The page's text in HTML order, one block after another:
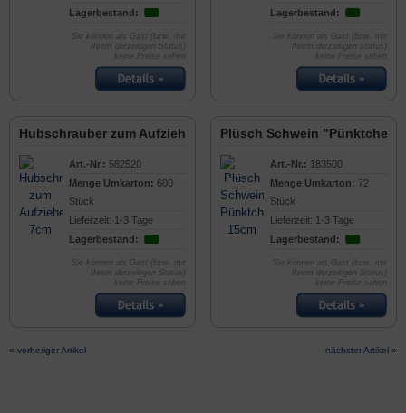
Lagerbestand:
Sie können als Gast (bzw. mit
Ihrem derzeitigen Status)
keine Preise sehen
Lagerbestand:
Sie können als Gast (bzw. mit
Ihrem derzeitigen Status)
keine Preise sehen
Hubschrauber zum Aufziehen 7cm
Art.-Nr.: 582520
Menge Umkarton: 600
Stück
Lieferzeit: 1-3 Tage
Lagerbestand:
Sie können als Gast (bzw. mit
Ihrem derzeitigen Status)
keine Preise sehen
Plüsch Schwein "Pünktchen"
Art.-Nr.: 183500
Menge Umkarton: 72
Stück
Lieferzeit: 1-3 Tage
Lagerbestand:
Sie können als Gast (bzw. mit
Ihrem derzeitigen Status)
keine Preise sehen
« vorheriger Artikel nächster Artikel »